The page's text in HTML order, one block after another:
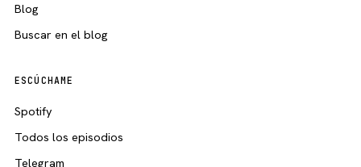
Blog
Buscar en el blog
ESCÚCHAME
Spotify
Todos los episodios
Telegram